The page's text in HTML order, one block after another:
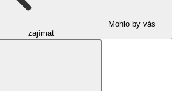
Mohlo by vás
zajímat